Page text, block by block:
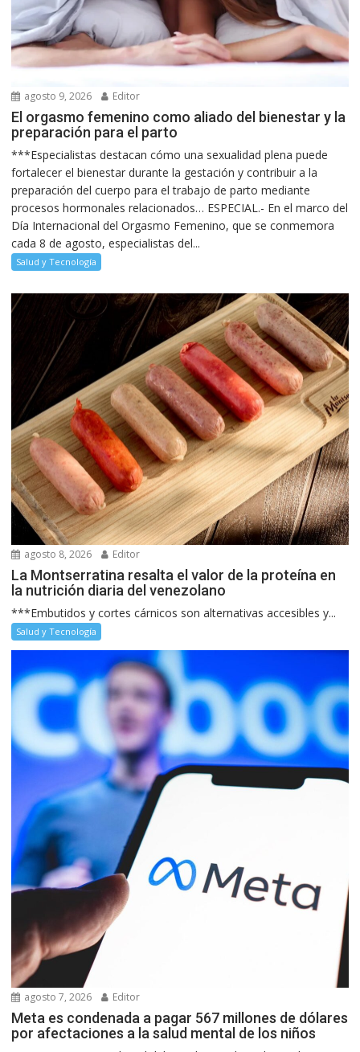
agosto 9, 2026 Editor
El orgasmo femenino como aliado del bienestar y la
preparación para el parto
***Especialistas destacan cómo una sexualidad plena puede
fortalecer el bienestar durante la gestación y contribuir a la
preparación del cuerpo para el trabajo de parto mediante
procesos hormonales relacionados… ESPECIAL.- En el marco del
Día Internacional del Orgasmo Femenino, que se conmemora
cada 8 de agosto, especialistas del...
Salud y Tecnología
agosto 8, 2026 Editor
La Montserratina resalta el valor de la proteína en
la nutrición diaria del venezolano
***Embutidos y cortes cárnicos son alternativas accesibles y...
Salud y Tecnología
agosto 7, 2026 Editor
Meta es condenada a pagar 567 millones de dólares
por afectaciones a la salud mental de los niños